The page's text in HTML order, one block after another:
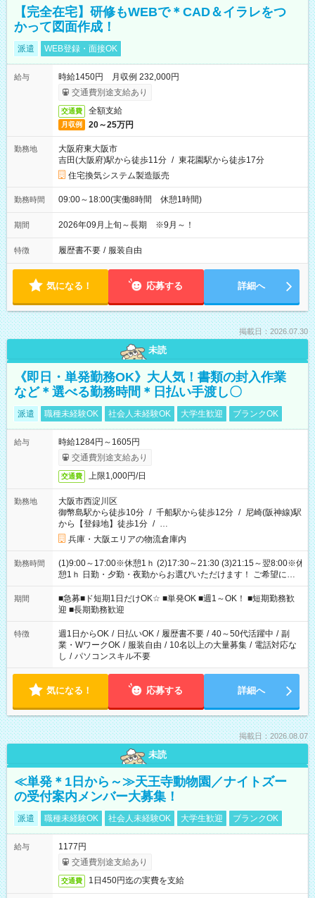
【完全在宅】研修もWEBで＊CAD＆イラレをつ
かって図面作成！
派遣 WEB登録・面接OK
給与
時給1450円 月収例 232,000円
交通費別途支給あり
交通費 全額支給
月収例 20～25万円
勤務地
大阪府東大阪市
吉田(大阪府)駅から徒歩11分 / 東花園駅から徒歩17分
住宅換気システム製造販売
勤務時間 09:00～18:00(実働8時間 休憩1時間)
期間 2026年09月上旬～長期 ※9月～！
特徴 履歴書不要 / 服装自由
気になる！ 応募する 詳細へ
掲載日：2026.07.30
未読
《即日・単発勤務OK》大人気！書類の封入作業
など＊選べる勤務時間＊日払い手渡し〇
派遣 職種未経験OK 社会人未経験OK 大学生歓迎 ブランクOK
給与
時給1284円～1605円
交通費別途支給あり
交通費 上限1,000円/日
勤務地
大阪市西淀川区
御幣島駅から徒歩10分 / 千船駅から徒歩12分 / 尼崎(阪神線)駅
から【登録地】徒歩1分 / …
兵庫・大阪エリアの物流倉庫内
勤務時間
(1)9:00～17:00※休憩1ｈ (2)17:30～21:30 (3)21:15～翌8:00※休
憩1ｈ 日勤・夕勤・夜勤からお選びいただけます！ ご希望に合
わせて働けるお仕事です(*^^*) 【その他選べる勤務時間】 8-17
時/9-17時/9-18時/10-18時/11-21時/18-22時/20-翌4時/21-翌5
時/22-翌6時/0-翌8時 ご自身のご都合で選んで頂ける完全自由シ
フト！
期間
■急募■ド短期1日だけOK☆ ■単発OK ■週1～OK！ ■短期勤務歓
迎 ■長期勤務歓迎
特徴 週1日からOK / 日払いOK / 履歴書不要 / 40～50代活躍中 / 副
業・WワークOK / 服装自由 / 10名以上の大量募集 / 電話対応な
し / パソコンスキル不要
気になる！ 応募する 詳細へ
掲載日：2026.08.07
未読
≪単発＊1日から～≫天王寺動物園／ナイトズー
の受付案内メンバー大募集！
派遣 職種未経験OK 社会人未経験OK 大学生歓迎 ブランクOK
給与
1177円
交通費別途支給あり
交通費 1日450円迄の実費を支給